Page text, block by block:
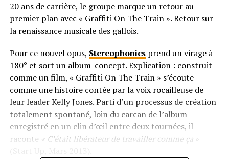
20 ans de carrière, le groupe marque un retour au
premier plan avec « Graffiti On The Train ». Retour sur
la renaissance musicale des gallois.
Pour ce nouvel opus, Stereophonicsprend un virage à
180° et sort un album-concept. Explication : construit
comme un film, « Graffiti On The Train » s’écoute
comme une histoire contée par la voix rocailleuse de
leur leader Kelly Jones. Parti d’un processus de création
totalement spontané, loin du carcan de l’album
enregistré en un clin d’œil entre deux tournées, il
raconte « C’était libérateur de travailler comme ça»